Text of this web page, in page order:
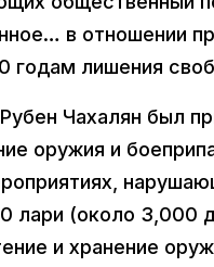
в отношении
годам лишения
Чахалян был
оружия и
лари (около 3,000
и хранение